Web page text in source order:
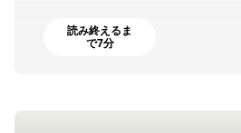
読み終えるま
で7分